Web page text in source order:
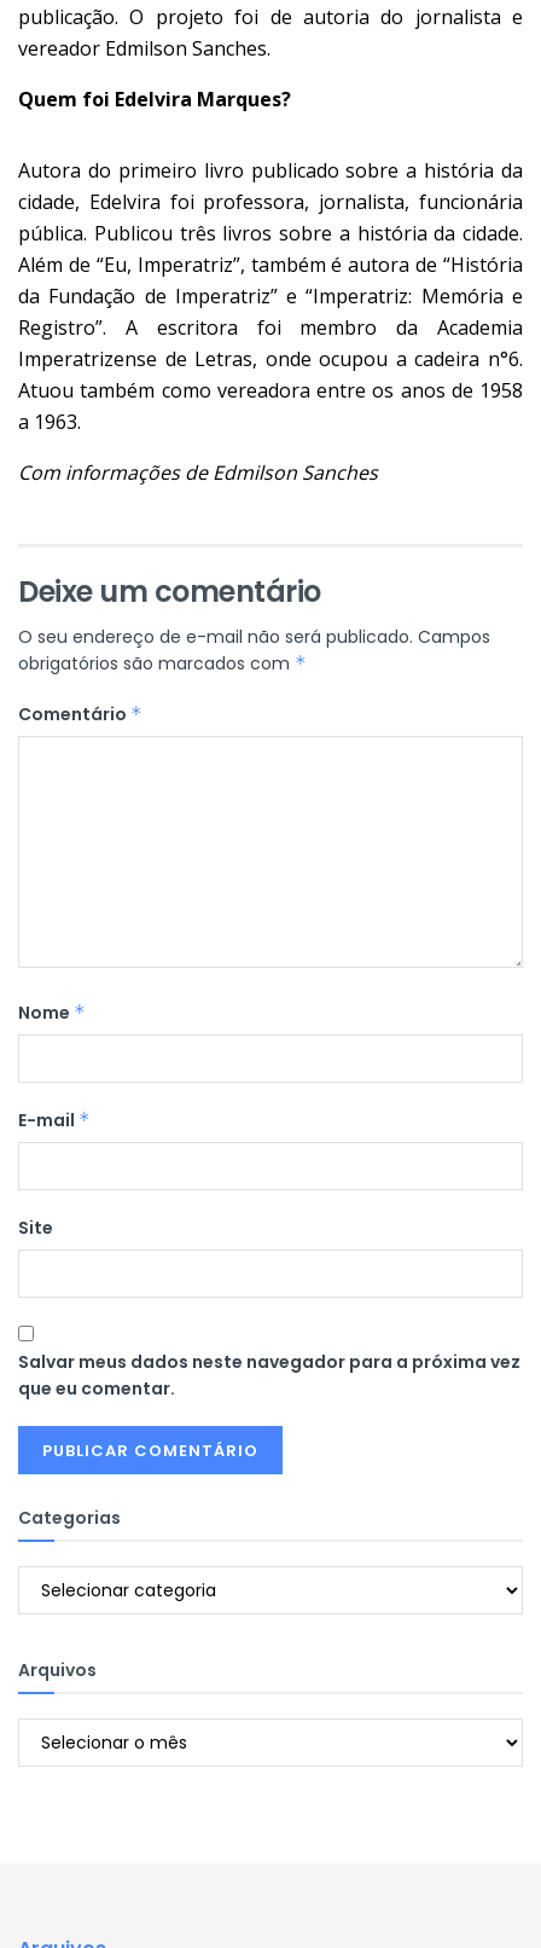
publicação. O projeto foi de autoria do jornalista e
vereador Edmilson Sanches.
Quem foi Edelvira Marques?
Autora do primeiro livro publicado sobre a história da
cidade, Edelvira foi professora, jornalista, funcionária
pública. Publicou três livros sobre a história da cidade.
Além de “Eu, Imperatriz”, também é autora de “História
da Fundação de Imperatriz” e “Imperatriz: Memória e
Registro”. A escritora foi membro da Academia
Imperatrizense de Letras, onde ocupou a cadeira n°6.
Atuou também como vereadora entre os anos de 1958
a 1963.
Com informações de Edmilson Sanches
Deixe um comentário
O seu endereço de e-mail não será publicado. Campos
obrigatórios são marcados com *
Comentário *
Nome *
E-mail *
Site
Salvar meus dados neste navegador para a próxima vez
que eu comentar.
Categorias
Categorias
Arquivos
Arquivos